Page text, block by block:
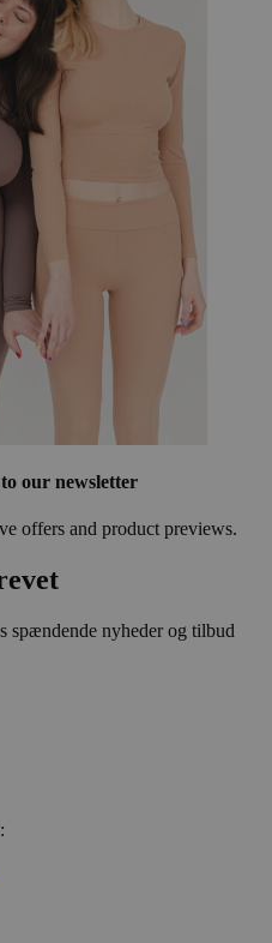
our newsletter
offers and product previews.
spændende nyheder og tilbud